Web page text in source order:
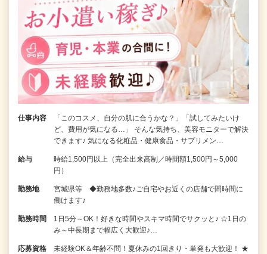
仕事内容
「このコスメ、自分の肌に合うかな？」「試してみたいけ
ど、費用が気になる…」 そんな気持ち、美容モニターで解決
できます♪ 気になる化粧品・健康食品・サプリメン…
給与
時給1,500円以上（完全出来高制／時間額1,500円～5,000
円）
勤務地
宮城県等 ◆勤務地多数♪ご自宅やお近くの店舗で間時間に
働けます♪
勤務時間
1日5分～OK！好きな時間やスキマ時間でサクッと♪ ☆1日の
み～中長期まで幅広く大歓迎♪…
応募資格
未経験OK＆年齢不問！夏休みの1回きり・単発も大歓迎！ ★